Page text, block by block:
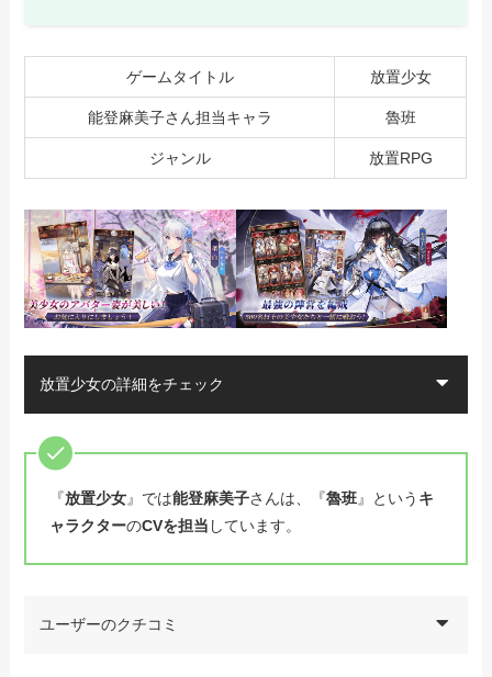
ゲームタイトル 放置少女
能登麻美子さん担当キャラ 魯班
ジャンル 放置RPG
放置少女の詳細をチェック
『放置少女』では能登麻美子さんは、『魯班』という キ
ャラクターのCVを担当 しています。
ユーザーのクチコミ